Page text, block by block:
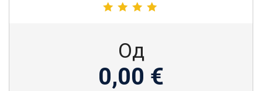
Од
0,00 €